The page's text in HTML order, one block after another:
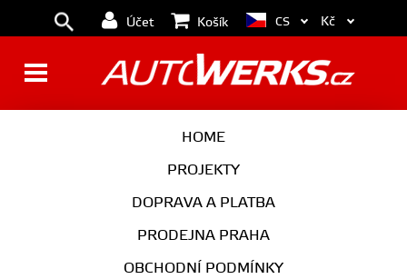
Účet Košík
HOME
PROJEKTY
DOPRAVA A PLATBA
PRODEJNA PRAHA
OBCHODNÍ PODMÍNKY
CS Kč
AUTOKOSMETIKA
AUTOKOSMETIKA